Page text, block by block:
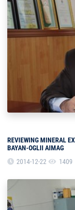
REVIEWING MINERAL
BAYAN-OGLII AIMAG
2014-12-22
1409